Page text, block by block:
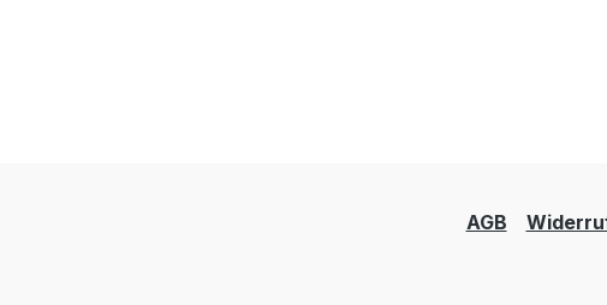
AGB